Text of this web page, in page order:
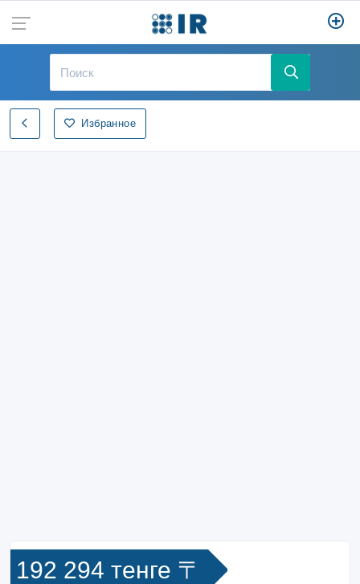
Избранное
192 294 тенге 〒